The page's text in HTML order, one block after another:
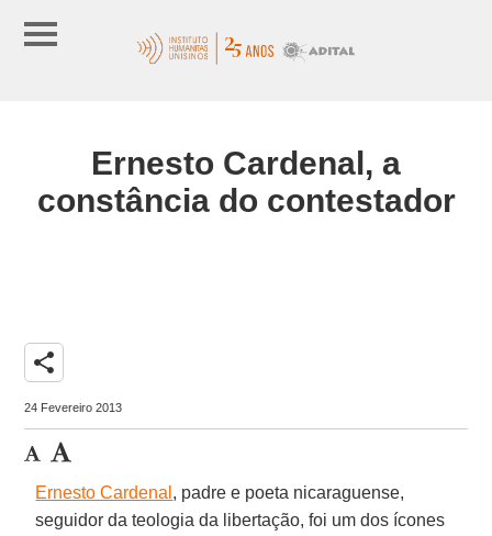
Ernesto Cardenal, a
constância do contestador
share
24 Fevereiro 2013
Ernesto Cardenal , padre e poeta nicaraguense,
seguidor da teologia da libertação, foi um dos ícones